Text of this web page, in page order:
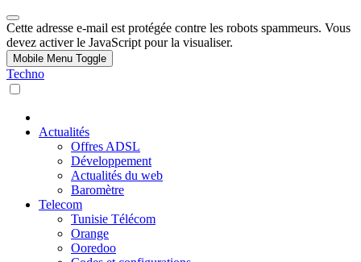
Cette adresse e-mail est protégée contre les robots spammeurs. Vous
devez activer le JavaScript pour la visualiser.
Mobile Menu Toggle
Techno
Actualités
Offres ADSL
Développement
Actualités du web
Baromètre
Telecom
Tunisie Télécom
Orange
Ooredoo